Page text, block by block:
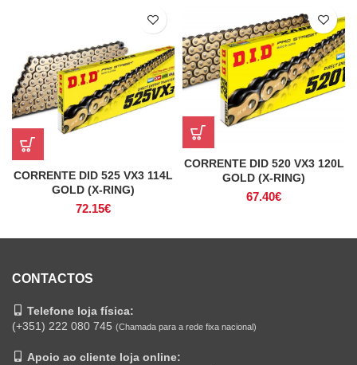
CORRENTE DID 525 VX3 114L
GOLD (X-RING)
72.15€
CORRENTE DID 520 VX3 120L
GOLD (X-RING)
67.40€
CONTACTOS
Telefone loja física:
(+351) 222 080 745 (Chamada para a rede fixa nacional)
Apoio ao cliente loja online: